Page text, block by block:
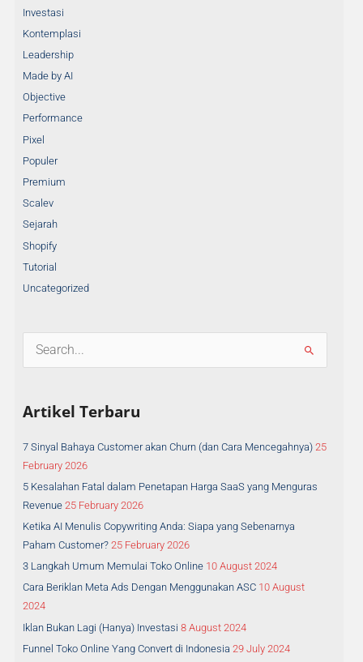
Investasi
Kontemplasi
Leadership
Made by AI
Objective
Performance
Pixel
Populer
Premium
Scalev
Sejarah
Shopify
Tutorial
Uncategorized
r
h
f
o
r
:
Artikel Terbaru
7 Sinyal Bahaya Customer akan Churn (dan Cara Mencegahnya) 25
February 2026
5 Kesalahan Fatal dalam Penetapan Harga SaaS yang Menguras
Revenue 25 February 2026
Ketika AI Menulis Copywriting Anda: Siapa yang Sebenarnya
Paham Customer? 25 February 2026
3 Langkah Umum Memulai Toko Online 10 August 2024
Cara Beriklan Meta Ads Dengan Menggunakan ASC 10 August
2024
Iklan Bukan Lagi (Hanya) Investasi 8 August 2024
Funnel Toko Online Yang Convert di Indonesia 29 July 2024